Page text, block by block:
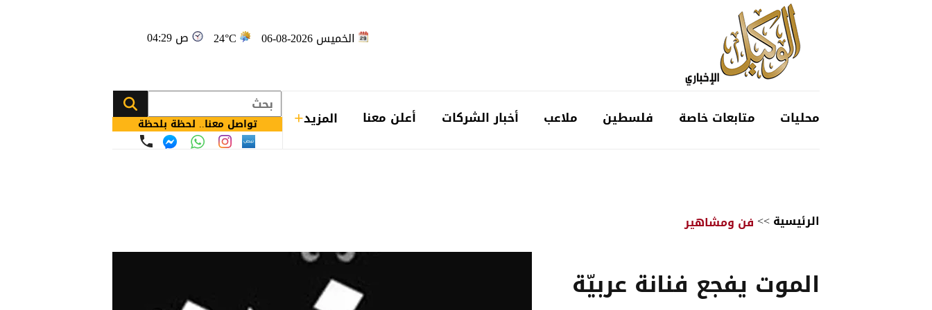
الخميس 2026-08-06 24°C 04:29 ص
محليات متابعات خاصة فلسطين ملاعب أخبار الشركات أعلن معنا المزيد تواصل معنا.. لحظة بلحظة
الرئيسية>>فن ومشاهير
الموت يفجع فنانة عربيّة